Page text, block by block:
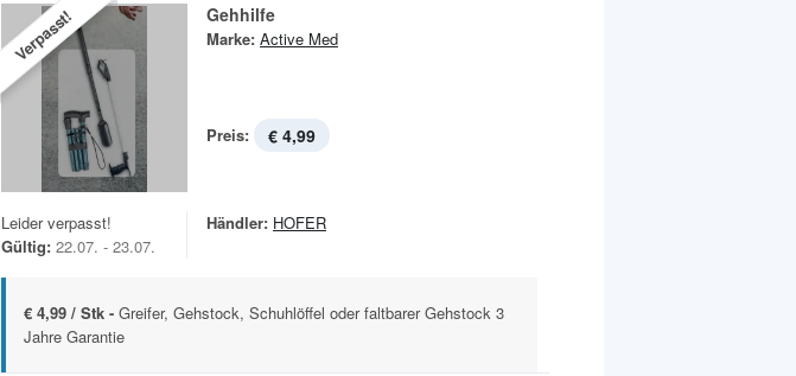
Verpasst! Gehhilfe
Marke: Active Med
Preis: € 4,99
Leider verpasst!
Gültig: 22.07. - 23.07.
Händler: HOFER
€ 4,99 / Stk - Greifer, Gehstock, Schuhlöffel oder faltbarer Gehstock 3
Jahre Garantie